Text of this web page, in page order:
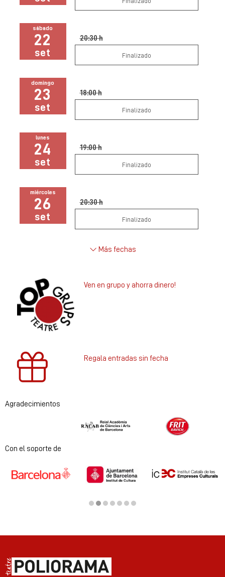
sábado
22
set
20:30 h
Finalizado
domingo
23
set
18:00 h
Finalizado
lunes
24
set
19:00 h
Finalizado
miércoles
26
set
20:30 h
Finalizado
Más fechas
Ven en grupo y ahorra dinero!
Regala entradas sin fecha
Agradecimientos
Diapositiva 1 de 2
Con el soporte de